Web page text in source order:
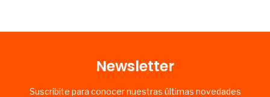
Newsletter
Suscribite para conocer nuestras últimas novedades